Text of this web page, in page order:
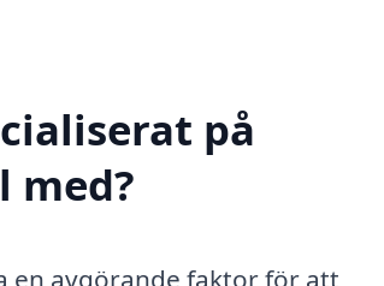
på
med?
en avgörande faktor för att